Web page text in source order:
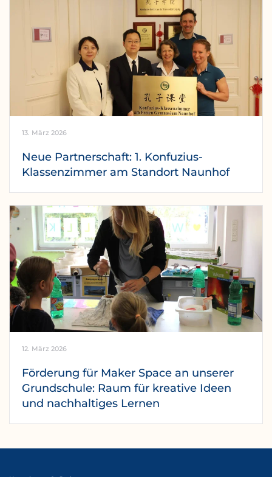
13. März 2026
Neue Partnerschaft: 1. Konfuzius-
Klassenzimmer am Standort Naunhof
12. März 2026
Förderung für Maker Space an unserer
Grundschule: Raum für kreative Ideen
und nachhaltiges Lernen